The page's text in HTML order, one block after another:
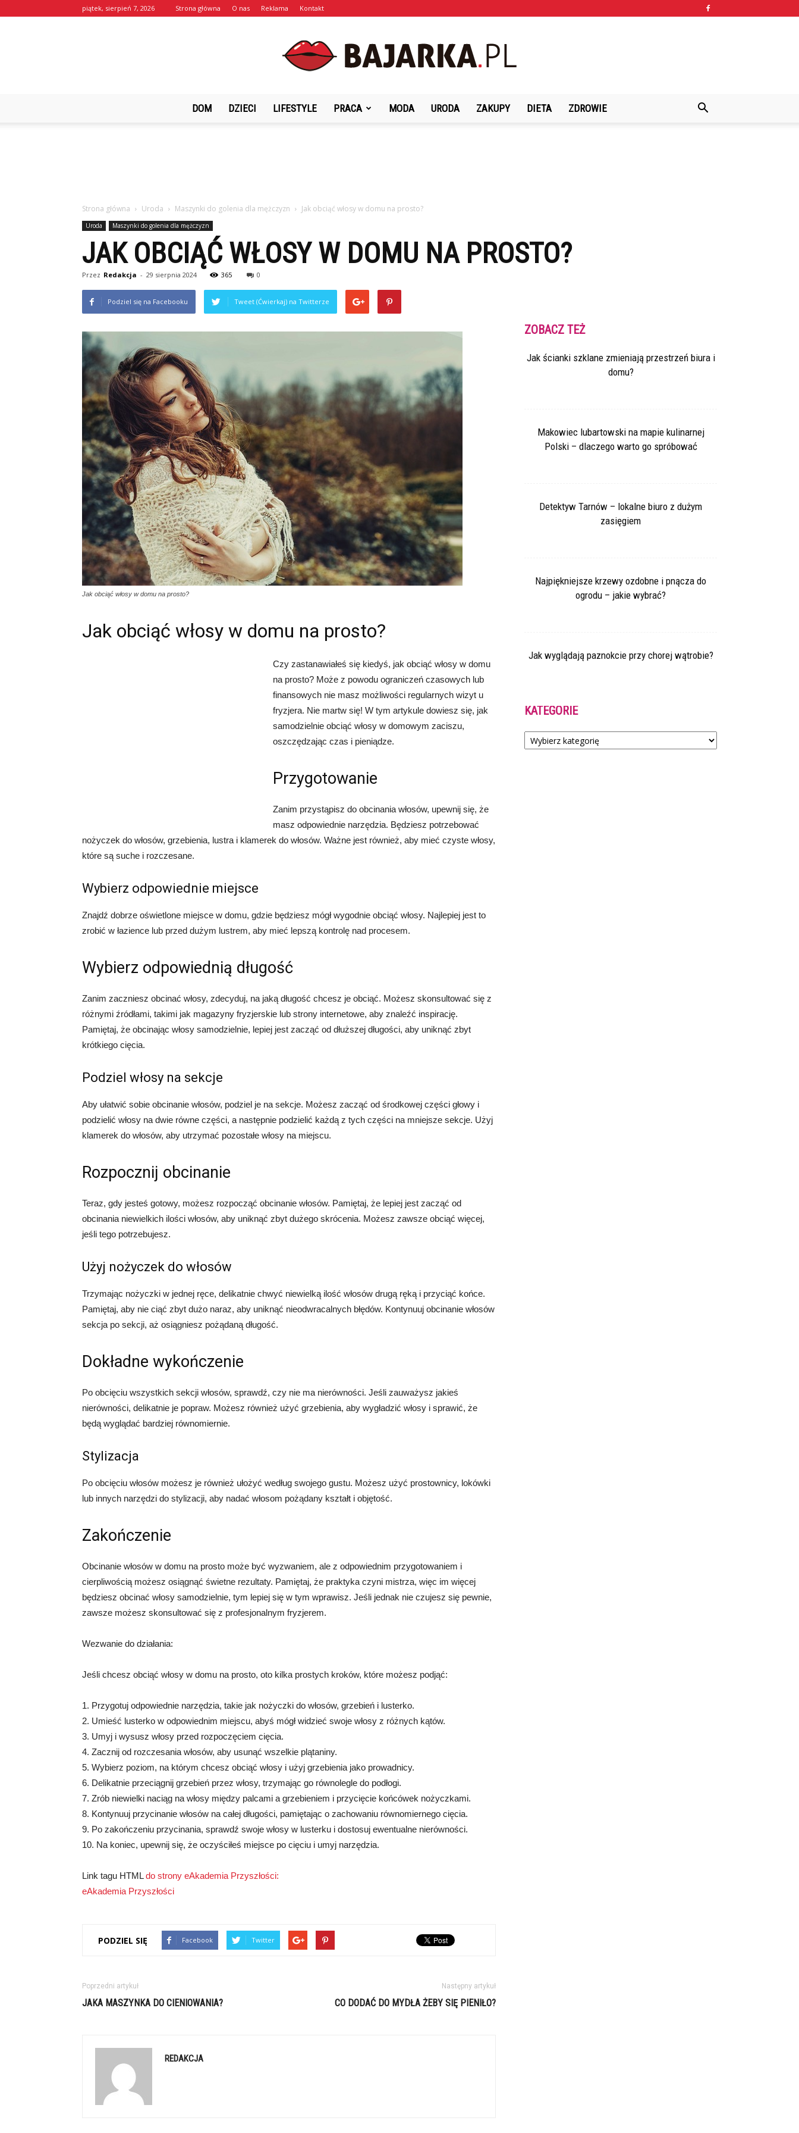
piątek, sierpień 7, 2026 Strona główna O nas Reklama Kontakt
Bajarka.pl
DOM DZIECI LIFESTYLE PRACA MODA URODA ZAKUPY DIETA ZDROWIE
Strona główna Uroda Maszynki do golenia dla mężczyzn Jak obciąć włosy w domu na prosto?
Uroda Maszynki do golenia dla mężczyzn
JAK OBCIĄĆ WŁOSY W DOMU NA PROSTO?
Przez Redakcja - 29 sierpnia 2024 365 0
Podziel się na Facebooku Tweet (Ćwierkaj) na Twitterze
Jak obciąć włosy w domu na prosto?
Jak obciąć włosy w domu na prosto?
Czy zastanawiałeś się kiedyś, jak obciąć włosy w domu
na prosto? Może z powodu ograniczeń czasowych lub
finansowych nie masz możliwości regularnych wizyt u
fryzjera. Nie martw się! W tym artykule dowiesz się, jak
samodzielnie obciąć włosy w domowym zaciszu,
oszczędzając czas i pieniądze.
Przygotowanie
Zanim przystąpisz do obcinania włosów, upewnij się, że
masz odpowiednie narzędzia. Będziesz potrzebować
nożyczek do włosów, grzebienia, lustra i klamerek do włosów. Ważne jest również, aby mieć czyste włosy,
które są suche i rozczesane.
Wybierz odpowiednie miejsce
Znajdź dobrze oświetlone miejsce w domu, gdzie będziesz mógł wygodnie obciąć włosy. Najlepiej jest to
zrobić w łazience lub przed dużym lustrem, aby mieć lepszą kontrolę nad procesem.
Wybierz odpowiednią długość
Zanim zaczniesz obcinać włosy, zdecyduj, na jaką długość chcesz je obciąć. Możesz skonsultować się z
różnymi źródłami, takimi jak magazyny fryzjerskie lub strony internetowe, aby znaleźć inspirację.
Pamiętaj, że obcinając włosy samodzielnie, lepiej jest zacząć od dłuższej długości, aby uniknąć zbyt
krótkiego cięcia.
Podziel włosy na sekcje
Aby ułatwić sobie obcinanie włosów, podziel je na sekcje. Możesz zacząć od środkowej części głowy i
podzielić włosy na dwie równe części, a następnie podzielić każdą z tych części na mniejsze sekcje. Użyj
klamerek do włosów, aby utrzymać pozostałe włosy na miejscu.
Rozpocznij obcinanie
Teraz, gdy jesteś gotowy, możesz rozpocząć obcinanie włosów. Pamiętaj, że lepiej jest zacząć od
obcinania niewielkich ilości włosów, aby uniknąć zbyt dużego skrócenia. Możesz zawsze obciąć więcej,
jeśli tego potrzebujesz.
Użyj nożyczek do włosów
Trzymając nożyczki w jednej ręce, delikatnie chwyć niewielką ilość włosów drugą ręką i przyciąć końce.
Pamiętaj, aby nie ciąć zbyt dużo naraz, aby uniknąć nieodwracalnych błędów. Kontynuuj obcinanie włosów
sekcja po sekcji, aż osiągniesz pożądaną długość.
Dokładne wykończenie
Po obcięciu wszystkich sekcji włosów, sprawdź, czy nie ma nierówności. Jeśli zauważysz jakieś
nierówności, delikatnie je popraw. Możesz również użyć grzebienia, aby wygładzić włosy i sprawić, że
będą wyglądać bardziej równomiernie.
Stylizacja
Po obcięciu włosów możesz je również ułożyć według swojego gustu. Możesz użyć prostownicy, lokówki
lub innych narzędzi do stylizacji, aby nadać włosom pożądany kształt i objętość.
Zakończenie
Obcinanie włosów w domu na prosto może być wyzwaniem, ale z odpowiednim przygotowaniem i
cierpliwością możesz osiągnąć świetne rezultaty. Pamiętaj, że praktyka czyni mistrza, więc im więcej
będziesz obcinać włosy samodzielnie, tym lepiej się w tym wprawisz. Jeśli jednak nie czujesz się pewnie,
zawsze możesz skonsultować się z profesjonalnym fryzjerem.
Wezwanie do działania:
Jeśli chcesz obciąć włosy w domu na prosto, oto kilka prostych kroków, które możesz podjąć:
1. Przygotuj odpowiednie narzędzia, takie jak nożyczki do włosów, grzebień i lusterko.
2. Umieść lusterko w odpowiednim miejscu, abyś mógł widzieć swoje włosy z różnych kątów.
3. Umyj i wysusz włosy przed rozpoczęciem cięcia.
4. Zacznij od rozczesania włosów, aby usunąć wszelkie plątaniny.
5. Wybierz poziom, na którym chcesz obciąć włosy i użyj grzebienia jako prowadnicy.
6. Delikatnie przeciągnij grzebień przez włosy, trzymając go równolegle do podłogi.
7. Zrób niewielki naciąg na włosy między palcami a grzebieniem i przycięcie końcówek nożyczkami.
8. Kontynuuj przycinanie włosów na całej długości, pamiętając o zachowaniu równomiernego cięcia.
9. Po zakończeniu przycinania, sprawdź swoje włosy w lusterku i dostosuj ewentualne nierówności.
10. Na koniec, upewnij się, że oczyściłeś miejsce po cięciu i umyj narzędzia.
Link tagu HTMLdo strony eAkademia Przyszłości:
eAkademia Przyszłości
PODZIEL SIĘ Facebook Twitter
Poprzedni artykuł
JAKA MASZYNKA DO CIENIOWANIA?
Następny artykuł
CO DODAĆ DO MYDŁA ŻEBY SIĘ PIENIŁO?
REDAKCJA
ZOBACZ TEŻ
Jak ścianki szklane zmieniają przestrzeń biura i
domu?
Makowiec lubartowski na mapie kulinarnej
Polski – dlaczego warto go spróbować
Detektyw Tarnów – lokalne biuro z dużym
zasięgiem
Najpiękniejsze krzewy ozdobne i pnącza do
ogrodu – jakie wybrać?
Jak wyglądają paznokcie przy chorej wątrobie?
KATEGORIE
Kategorie